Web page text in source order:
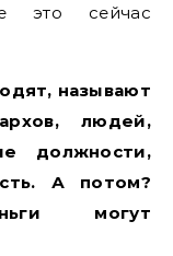
это сейчас
называют
людей,
должности,
А потом?
могут